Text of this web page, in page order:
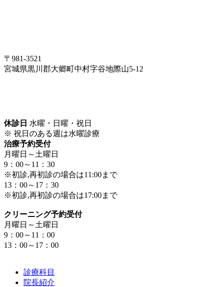
〒981-3521
宮城県黒川郡大郷町中村字谷地際山5-12
休診日 水曜・日曜・祝日
※ 祝日のある週は水曜診療
治療予約受付
月曜日～土曜日
9：00～11：30
※初診,再初診の場合は11:00まで
13：00～17：30
※初診,再初診の場合は17:00まで
クリーニング予約受付
月曜日～土曜日
9：00～11：00
13：00～17：00
診療科目
院長紹介